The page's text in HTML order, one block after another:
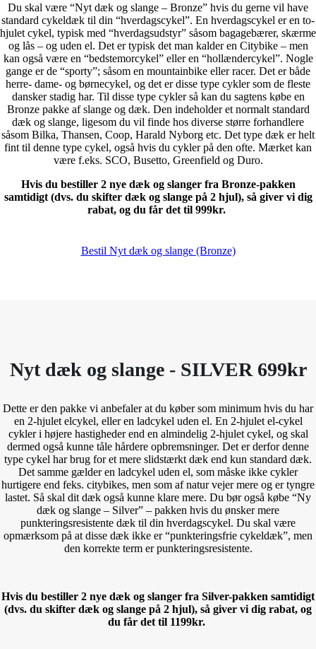
Du skal være “Nyt dæk og slange – Bronze” hvis du gerne vil have
standard cykeldæk til din “hverdagscykel”. En hverdagscykel er en to-
hjulet cykel, typisk med “hverdagsudstyr” såsom bagagebærer, skærme
og lås – og uden el. Det er typisk det man kalder en Citybike – men
kan også være en “bedstemorcykel” eller en “hollændercykel”. Nogle
gange er de “sporty”; såsom en mountainbike eller racer. Det er både
herre- dame- og børnecykel, og det er disse type cykler som de fleste
dansker stadig har. Til disse type cykler så kan du sagtens købe en
Bronze pakke af slange og dæk. Den indeholder et normalt standard
dæk og slange, ligesom du vil finde hos diverse større forhandlere
såsom Bilka, Thansen, Coop, Harald Nyborg etc. Det type dæk er helt
fint til denne type cykel, også hvis du cykler på den ofte. Mærket kan
være f.eks. SCO, Busetto, Greenfield og Duro.
Hvis du bestiller 2 nye dæk og slanger fra Bronze-pakken
samtidigt (dvs. du skifter dæk og slange på 2 hjul), så giver vi dig
rabat, og du får det til 999kr.
Bestil Nyt dæk og slange (Bronze)
Nyt dæk og slange - SILVER 699kr
Dette er den pakke vi anbefaler at du køber som minimum hvis du har
en 2-hjulet elcykel, eller en ladcykel uden el. En 2-hjulet el-cykel
cykler i højere hastigheder end en almindelig 2-hjulet cykel, og skal
dermed også kunne tåle hårdere opbremsninger. Det er derfor denne
type cykel har brug for et mere slidstærkt dæk end kun standard dæk.
Det samme gælder en ladcykel uden el, som måske ikke cykler
hurtigere end feks. citybikes, men som af natur vejer mere og er tyngre
lastet. Så skal dit dæk også kunne klare mere. Du bør også købe “Ny
dæk og slange – Silver” – pakken hvis du ønsker mere
punkteringsresistente dæk til din hverdagscykel. Du skal være
opmærksom på at disse dæk ikke er “punkteringsfrie cykeldæk”, men
den korrekte term er punkteringsresistente.
Hvis du bestiller 2 nye dæk og slanger fra Silver-pakken samtidigt
(dvs. du skifter dæk og slange på 2 hjul), så giver vi dig rabat, og
du får det til 1199kr.